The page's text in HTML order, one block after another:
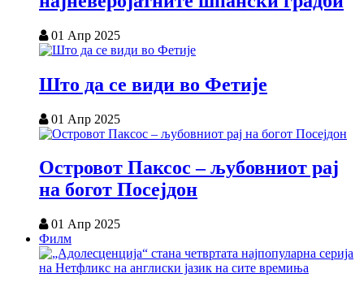
01 Апр 2025
Што да се види во Фетије
01 Апр 2025
Островот Паксос – љубовниот рај
на богот Посејдон
01 Апр 2025
Филм